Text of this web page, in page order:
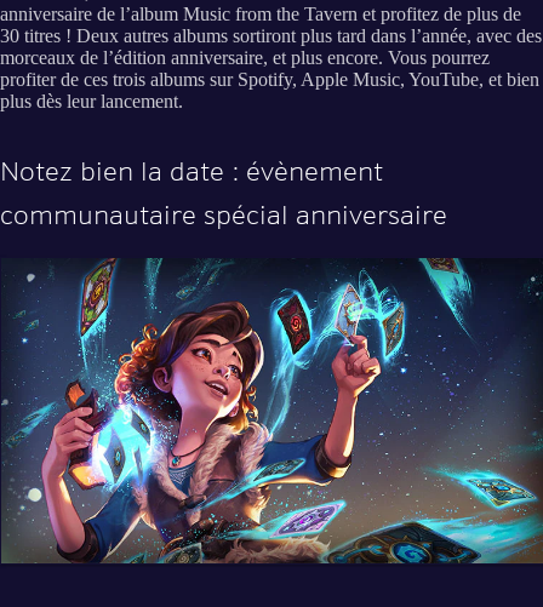
anniversaire de l’album Music from the Tavern et profitez de plus de
30 titres ! Deux autres albums sortiront plus tard dans l’année, avec des
morceaux de l’édition anniversaire, et plus encore. Vous pourrez
profiter de ces trois albums sur Spotify, Apple Music, YouTube, et bien
plus dès leur lancement.
Notez bien la date : évènement
communautaire spécial anniversaire